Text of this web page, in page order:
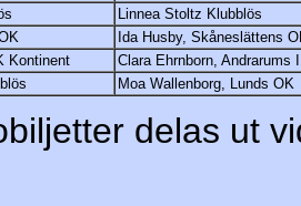
Linnea Stoltz Klubblös
Ida Husby, Skåneslättens
Kontinent
Clara Ehrnborn, Andrarums
Moa Wallenborg, Lunds OK
delas ut